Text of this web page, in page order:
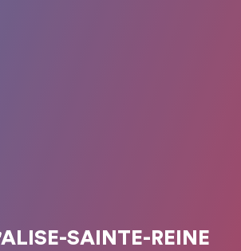
SAINTE-REINE